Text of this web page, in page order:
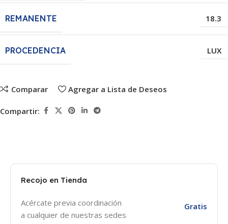
REMANENTE 18.3
PROCEDENCIA LUX
Comparar Agregar a Lista de Deseos
Compartir:
Recojo en Tienda
Acércate previa coordinación
a cualquier de nuestras sedes
Gratis